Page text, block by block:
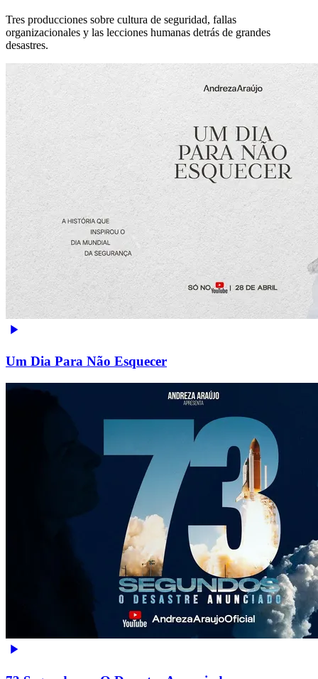
Tres producciones sobre cultura de seguridad, fallas
organizacionales y las lecciones humanas detrás de grandes
desastres.
Um Dia Para Não Esquecer